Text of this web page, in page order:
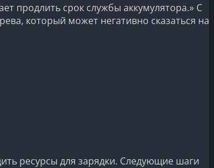
продлить срок службы аккумулятора.» С
который может негативно сказаться на
ресурсы для зарядки. Следующие шаги